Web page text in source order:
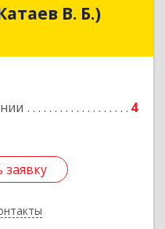
В. Б.)
4
Катаев В. Б.)
Подробнее